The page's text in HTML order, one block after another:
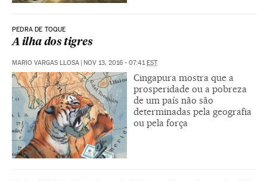
PEDRA DE TOQUE
A ilha dos tigres
MARIO VARGAS LLOSA | NOV 13, 2016 - 07:41EST
Cingapura mostra que a
prosperidade ou a pobreza
de um país não são
determinadas pela geografia
ou pela força